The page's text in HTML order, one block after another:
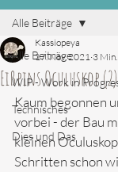
Alle Beiträge
WIP - Work in
Technisches
Dies und Das
Alle Beiträge
Eißpins Oculuskop (2)
Kassiopeya
17. Nov. 2021 3
Kaum begonnen
vorbei - der Bau
kleinen
Schritten schon